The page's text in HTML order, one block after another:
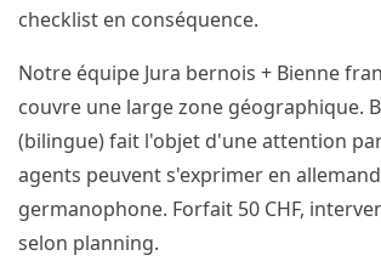
checklist en conséquence.
Notre équipe Jura bernois + Bienne
couvre une large zone géographique.
(bilingue) fait l'objet d'une attention
agents peuvent s'exprimer en
germanophone. Forfait 50 CHF,
selon planning.